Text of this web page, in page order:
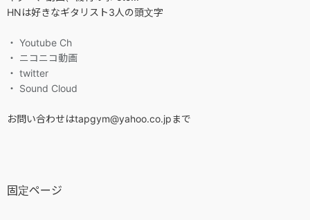
HNは好きなギタリスト3人の頭文字
・ Youtube Ch
・ ニコニコ動画
・ twitter
・ Sound Cloud
お問い合わせはtapgym@yahoo.co.jpまで
固定ページ